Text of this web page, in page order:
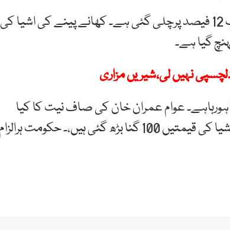
ان کا کہنا تھا کہ ہم مہنگائی 3.9 فیصد پر چھوڑ کر گئے تھے، اب 12 فیصد پرچلی گئی ہے۔ کھانے پینے کی اشیا کی
نہیں لی،شیریں مزاری
عوام عمران خان کی صاف نیت کا کیا
کریں گے؟ حکومت کی نااہلی سےچینی بحران پیداہوا۔ مختلف اشیا کی قیمتیں 100 گنا بڑھ گئی ہیں،۔ حکومت